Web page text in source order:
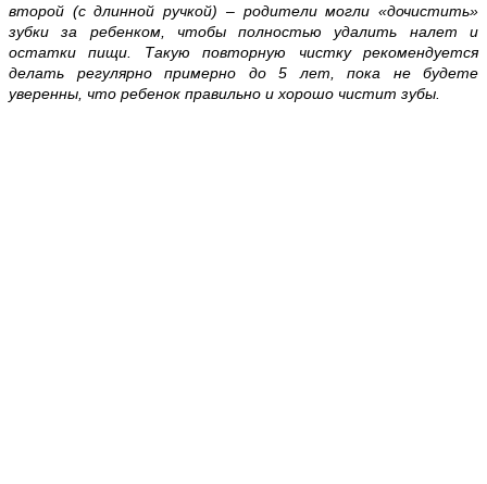
второй (с длинной ручкой) – родители могли «дочистить»
зубки за ребенком, чтобы полностью удалить налет и
остатки пищи. Такую повторную чистку рекомендуется
делать регулярно примерно до 5 лет, пока не будете
уверенны, что ребенок правильно и хорошо чистит зубы.